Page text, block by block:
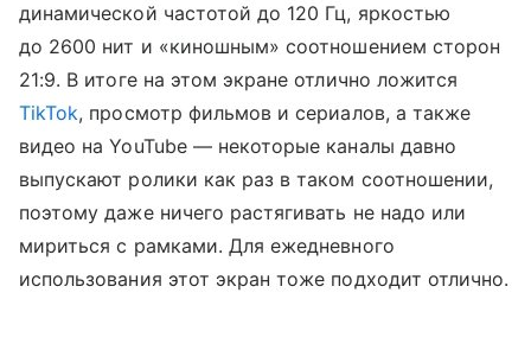
динамической частотой до 120 Гц, яркостью
до 2600 нит и «киношным» соотношением сторон
21:9. В итоге на этом экране отлично ложится
TikTok, просмотр фильмов и сериалов, а также
видео на YouTube — некоторые каналы давно
выпускают ролики как раз в таком соотношении,
поэтому даже ничего растягивать не надо или
мириться с рамками. Для ежедневного
использования этот экран тоже подходит отлично.